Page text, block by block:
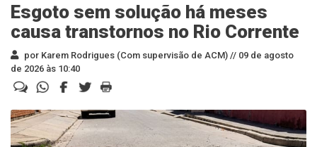
Esgoto sem solução há meses
causa transtornos no Rio Corrente
por Karem Rodrigues (Com supervisão de ACM) // 09 de agosto
de 2026 às 10:40